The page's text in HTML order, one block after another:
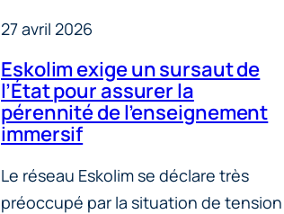
27 avril 2026
Eskolim exige un sursaut de
l’État pour assurer la
pérennité de l’enseignement
immersif
Le réseau Eskolim se déclare très
préoccupé par la situation de tension